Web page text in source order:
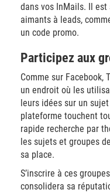
dans vos InMails. Il est
aimants à leads,
un code promo.
Participez aux
Comme sur Facebook,
un endroit où les
leurs idées sur un
plateforme touchent
rapide recherche par
les sujets et groupes
sa place.
S’inscrire à ces
consolidera sa